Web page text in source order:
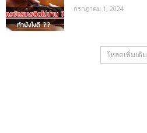
กรกฎาคม 1, 2024
โหลดเพิ่มเติม